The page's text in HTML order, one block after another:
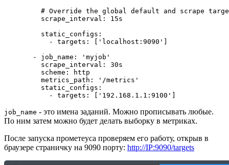
# Override the global default and scrape
    scrape_interval
:
    static_configs
:
      - targets
: 'localhost:9090'
  - job_name
:
'myjob'
    scrape_interval
: 30s
    scheme
:
http
    metrics_path
:
'/metrics'
    static_configs
:
      - targets
: '192.168.1.1:9100'
job_name - это имена заданий. Можно прописывать любые.
По ним затем можно будет делать выборку в метриках.
После запуска прометеуса проверяем его работу, открыв в
браузере страничку на 9090 порту: http://IP:9090/targets